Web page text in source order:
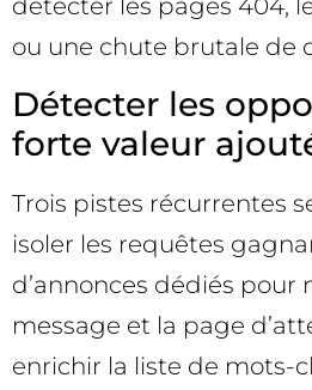
détecter les pages 404,
ou une chute brutale de
Détecter les
forte valeur
Trois pistes récurrentes
isoler les requêtes
d’annonces dédiés pour
message et la page
enrichir la liste de mots-